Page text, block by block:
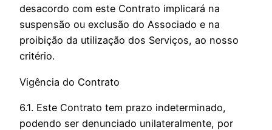
desacordo com este Contrato implicará na
suspensão ou exclusão do Associado e na
proibição da utilização dos Serviços, ao nosso
critério.
Vigência do Contrato
6.1. Este Contrato tem prazo indeterminado,
podendo ser denunciado unilateralmente, por